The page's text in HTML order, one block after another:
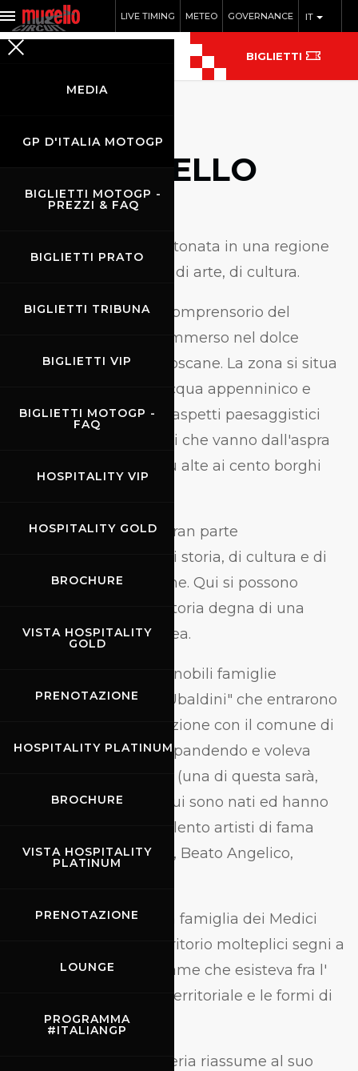
IT
LIVE TIMING METEO GOVERNANCE
MEDIA
GP D'ITALIA MOTOGP
BIGLIETTI MOTOGP -
PREZZI & FAQ
BIGLIETTI PRATO
BIGLIETTI TRIBUNA
BIGLIETTI VIP
BIGLIETTI MOTOGP -
FAQ
HOSPITALITY VIP
HOSPITALITY GOLD
BROCHURE
VISTA HOSPITALITY
GOLD
PRENOTAZIONE
HOSPITALITY PLATINUM
BROCHURE
VISTA HOSPITALITY
PLATINUM
PRENOTAZIONE
LOUNGE
PROGRAMMA
#ITALIANGP
BIGLIETTI
IL MUGELLO
U
na perla incastonata in una regione
ricca di storia, di arte, di cultura.
Si può definire così il comprensorio del
Mugello felicemente immerso nel dolce
disegno delle colline toscane. La zona si situa
a cavallo dello spartiacqua appenninico e
presenta ambienti ed aspetti paesaggistici
incredibilmente diversi che vanno dall'aspra
bellezza delle zone più alte ai cento borghi
Un territorio vario, in gran parte
incontaminato, ricco di storia, di cultura e di
testimonianze artistiche. Qui si possono
trovare tracce di una storia degna di una
grande capitale europea.
Basti ricordare alcune nobili famiglie
medioevali "Guidi ed Ubaldini" che entrarono
ben presto in competizione con il comune di
Firenze che si stava espandendo e voleva
costruire "terre nuove" (una di questa sarà,
appunto, Scarperia). Qui sono nati ed hanno
sviluppato il proprio talento artisti di fama
mondiale come Giotto, Beato Angelico,
Qui ha avuto origine la famiglia dei Medici
che ha lasciato nel territorio molteplici segni a
dimostrazione del legame che esisteva fra l'
espansione politica e territoriale e le formi di
espressione artistica.
In questo senso Scarperia riassume al suo